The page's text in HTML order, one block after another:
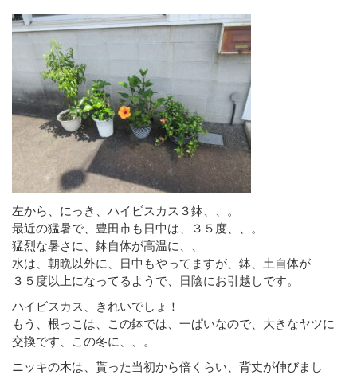
左から、にっき、ハイビスカス３鉢、、。
最近の猛暑で、豊田市も日中は、３５度、、。
猛烈な暑さに、鉢自体が高温に、、
水は、朝晩以外に、日中もやってますが、鉢、土自体が
３５度以上になってるようで、日陰にお引越しです。
ハイビスカス、きれいでしょ！
もう、根っこは、この鉢では、一ぱいなので、大きなヤツに
交換です、この冬に、、。
ニッキの木は、貰った当初から倍くらい、背丈が伸びまし